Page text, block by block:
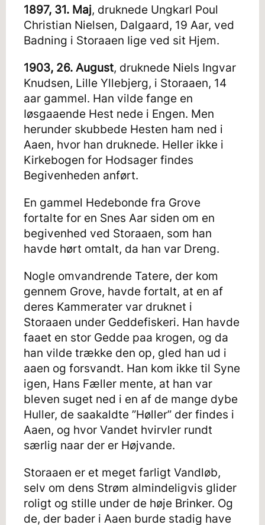
1897, 31. Maj, druknede Ungkarl Poul
Christian Nielsen, Dalgaard, 19 Aar, ved
Badning i Storaaen Iige ved sit Hjem.
1903, 26. August, druknede Niels Ingvar
Knudsen, Lille Yllebjerg, i Storaaen, 14
aar gammel. Han vilde fange en
Iøsgaaende Hest nede i Engen. Men
herunder skubbede Hesten ham ned i
Aaen, hvor han druknede. Heller ikke i
Kirkebogen for Hodsager findes
Begivenheden anført.
En gammel Hedebonde fra Grove
fortalte for en Snes Aar siden om en
begivenhed ved Storaaen, som han
havde hørt omtalt, da han var Dreng.
Nogle omvandrende Tatere, der kom
gennem Grove, havde fortalt, at en af
deres Kammerater var druknet i
Storaaen under Geddefiskeri. Han havde
faaet en stor Gedde paa krogen, og da
han vilde trække den op, gled han ud i
aaen og forsvandt. Han kom ikke til Syne
igen, Hans Fæller mente, at han var
bleven suget ned i en af de mange dybe
Huller, de saakaldte ”Høller” der findes i
Aaen, og hvor Vandet hvirvler rundt
særlig naar der er Højvande.
Storaaen er et meget farligt Vandløb,
selv om dens Strøm almindeligvis glider
roligt og stille under de høje Brinker. Og
de, der bader i Aaen burde stadig have